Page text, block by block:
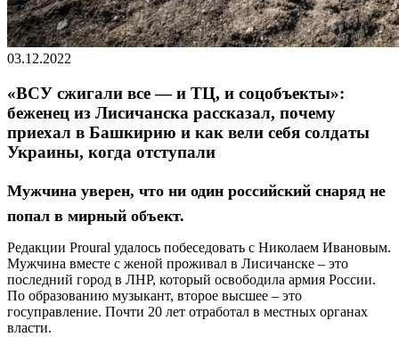
03.12.2022
«ВСУ сжигали все — и ТЦ, и соцобъекты»:
беженец из Лисичанска рассказал, почему
приехал в Башкирию и как вели себя солдаты
Украины, когда отступали
Мужчина уверен, что ни один российский снаряд не
попал в мирный объект.
Редакции Proural удалось побеседовать с Николаем Ивановым.
Мужчина вместе с женой проживал в Лисичанске – это
последний город в ЛНР, который освободила армия России.
По образованию музыкант, второе высшее – это
госуправление. Почти 20 лет отработал в местных органах
власти.